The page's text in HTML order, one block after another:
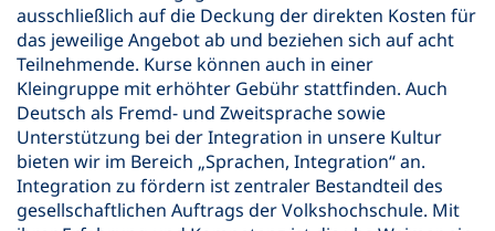
ausschließlich auf die Deckung der direkten Kosten für
das jeweilige Angebot ab und beziehen sich auf acht
Teilnehmende. Kurse können auch in einer
Kleingruppe mit erhöhter Gebühr stattfinden. Auch
Deutsch als Fremd- und Zweitsprache sowie
Unterstützung bei der Integration in unsere Kultur
bieten wir im Bereich „Sprachen, Integration“ an.
Integration zu fördern ist zentraler Bestandteil des
gesellschaftlichen Auftrags der Volkshochschule. Mit